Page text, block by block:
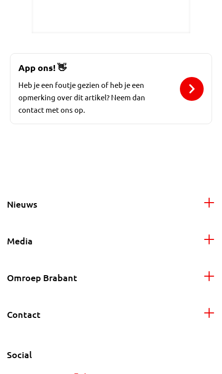
App ons!👋
Heb je een foutje gezien of heb je een
opmerking over dit artikel? Neem dan
contact met ons op.
Nieuws
Media
Omroep Brabant
Contact
Social